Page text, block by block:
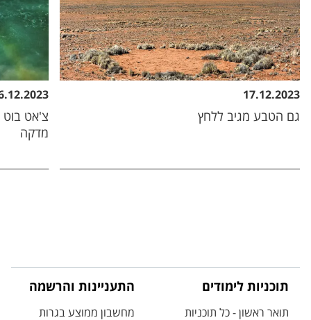
17.12.2023
גם הטבע מגיב ללחץ
צ'אט בוט
מדקה
תוכניות לימודים
תואר ראשון - כל תוכניות
התעניינות והרשמה
מחשבון ממוצע בגרות